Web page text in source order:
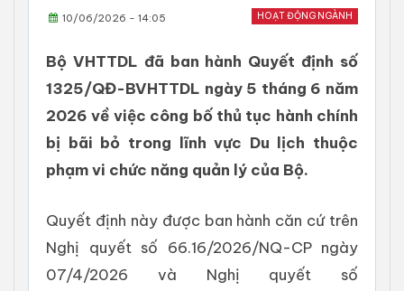
HOẠT ĐỘNG NGÀNH
10/06/2026 - 14:05
Bộ VHTTDL đã ban hành Quyết định số
1325/QĐ-BVHTTDL ngày 5 tháng 6 năm
2026 về việc công bố thủ tục hành chính
bị bãi bỏ trong lĩnh vực Du lịch thuộc
phạm vi chức năng quản lý của Bộ.
Quyết định này được ban hành căn cứ trên
Nghị quyết số 66.16/2026/NQ-CP ngày
07/4/2026 và Nghị quyết số